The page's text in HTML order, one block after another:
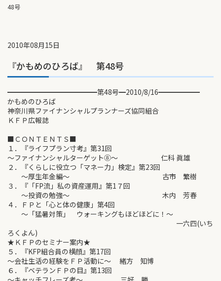
48号
2010年08月15日
『かもめのひろば』 第48号
━━━━━━━━━━━━━第48号━2010/8/16━━━━━━
かもめのひろば
神奈川県ファイナンシャルプランナーズ協同組合
ＫＦＰ広報誌
■ＣＯＮＴＥＮＴＳ■
１．『ライフプラン寸考』第31回
～ファイナンシャルターゲット⑧～ 仁科 眞雄
２．『くらしに役立つ「マネー力」検定』第23回
～厚生年金編～ 古市 繁樹
３．『「FP流」私の資産運用』第1７回
～投資の勉強～ 木内 芳春
４．ＦＰと「心と体の健康」第4回
～「猛暑対策」 ウォーキングもほどほどに！～
一六四(いち
ろくよん)
★ＫＦＰのセミナー案内★
５．『KFP組合員の横顔』第17回
～会社生活の経験をＦＰ活動に～ 緒方 知博
６．『ベテランＦＰの目』第13回